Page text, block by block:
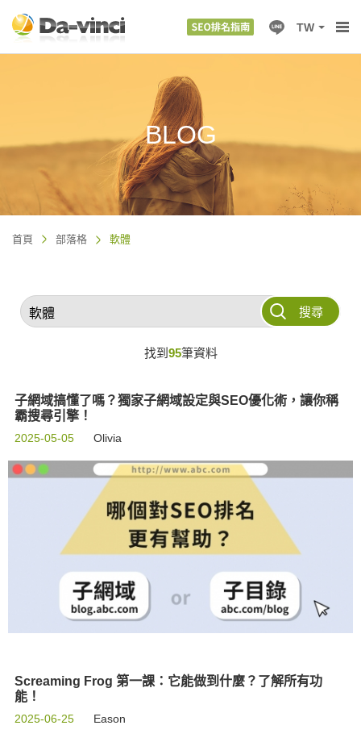
TW
BLOG
首頁 部落格 軟體
搜尋
找到 95筆資料
子網域搞懂了嗎？獨家子網域設定與SEO優化術，讓你稱
霸搜尋引擎！
2025-05-05 Olivia
Screaming Frog 第一課：它能做到什麼？了解所有功
能！
2025-06-25 Eason